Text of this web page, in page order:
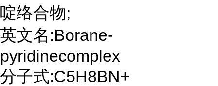
啶络合物;
英文名:Borane-
pyridinecomplex
分子式:C5H8BN+